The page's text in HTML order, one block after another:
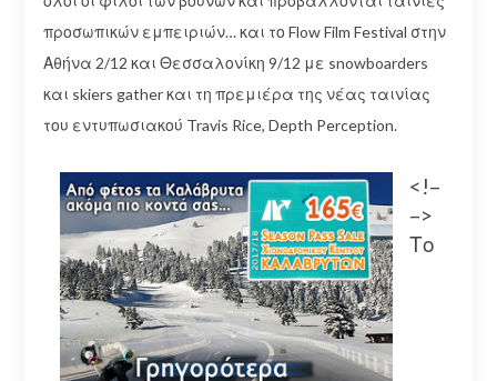
προσωπικών εμπειριών… και το Flow Film Festival στην
Αθήνα 2/12 και Θεσσαλονίκη 9/12 με snowboarders
και skiers gather και τη πρεμιέρα της νέας ταινίας
του εντυπωσιακού Travis Rice, Depth Perception.
<!–
–>
Το